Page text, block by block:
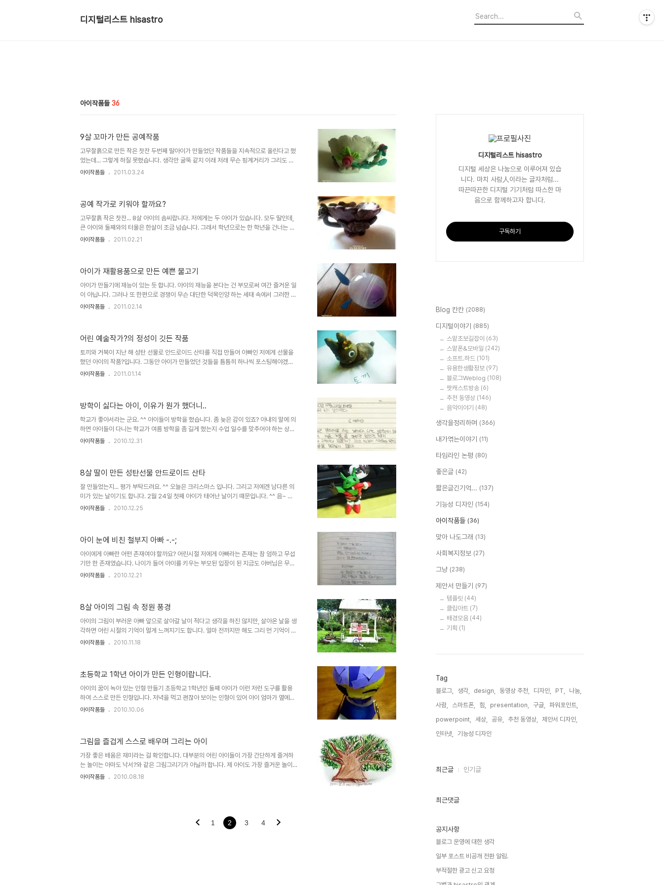
디지털리스트 hisastro
아이작품들 36
9살 꼬마가 만든 공예작품
고무찰흙으로 만든 작은 찻잔 두번째 딸아이가 만들었던 작품들을 지속적으로 올린다고 했
었는데... 그렇게 하질 못했습니다. 생각만 굴뚝 같지 이래 저래 무슨 핑계거리가 그리도 많
은건지 이제야 또하나의 작품?을 올리게 됩니다. 이 게으름이란... -.-; ^^ 나라 안팍에서 너
달리하여 만들었습니다. ^^ 이전에 올렸던 작품?과 비교해 보시는 것도 좋을 듯하여 링크를
남깁니다. 8살 아이가 고무찰흙으로 만든 작은 찻잔 더 많은 이야기는 의미가 없..
아이작품들 2011.03.24
공예 작가로 키워야 할까요?
고무찰흙 작은 찻잔... 8살 아이의 솜씨랍니다. 저에게는 두 아이가 있습니다. 모두 딸인데,
큰 아이와 둘째와의 터울은 한살이 조금 넘습니다. 그래서 학년으로는 한 학년을 건너는 차
이가 있습니다. 두 아이는 생긴 모습이 다른데, 그렇기 때문인지 성향도 다르고, 관심 사항
수 있는데, 하지만 저는 그것을 문제로 생각하진 않습니다. 흥미를 느끼지 못한 건 아이의
잘못은 아니니까요. 제 생각에 재미가 있다면, 그래도 많은 아이들이 최소한 하려..
아이작품들 2011.02.21
아이가 재활용품으로 만든 예쁜 물고기
아이가 만들기에 재능이 있는 듯 합니다. 아이의 재능을 본다는 건 부모로써 여간 즐거운 일
이 아닙니다. 그러나 또 한편으로 경쟁이 무슨 대단한 덕목인양 하는 세태 속에서 그러한 세
상이 요구하는 공부들과 다른 걸 아이가 좋아하고 잘하는 것에는 정말 쓸데 없는 고민이라
각도 무시할 수 없습니다. 개인적인 생각일지 모르지만, 어쨌든 저는 그렇습니다. 그렇다고
유난을 떨면서 이런 저런 도움이 될 만한 교육들을 미리부터 찾아 다니는 건 좀 여러모로 ..
아이작품들 2011.02.14
어린 예술작가?의 정성이 깃든 작품
토끼와 거북이 지난 해 성탄 선물로 안드로이드 산타를 직접 만들어 아빠인 저에게 선물을
했던 아이의 작품?입니다. 그동안 아이가 만들었던 것들을 틈틈히 하나씩 포스팅해야겠다
고 말씀드렸었는데... 그 첫번째로 아이가 만든 토끼와 거북이라는 작품을 보여드리려고 합
만들기에 재미를 붙이고 있는 모습을 보면... 아이에게 만들기는 아주 좋은 놀이가 되고 있
다는 것을 알 수 있습니다. 아이의 작품?... 토끼와 거북이는 사실 지난 해(2010년) ..
아이작품들 2011.01.14
방학이 싫다는 아이, 이유가 뭔가 했더니..
학교가 좋아서라는 군요. ^^ 아이들이 방학을 했습니다. 좀 늦은 감이 있죠? 아내의 말에 의
하면 아이들이 다니는 학교가 여름 방학을 좀 길게 했는지 수업 일수를 맞추어야 하는 상황
이라서 그렇다고 합니다. 그러면서... 방학이 되었다고 아이들 엄마는 걱정이 이만 저만이
었던 것으로 남아 있는데... 글쎄 아이는 방학이 싫다는 내용을 짧지만 일기에 적어 놓은 겁
니다. 구체적으로 왜 방학이 싫은지에 대해서는 말하고 있지 않지만, 친구들과 선..
아이작품들 2010.12.31
8살 딸이 만든 성탄선물 안드로이드 산타
잘 만들었는지... 평가 부탁드려요. ^^ 오늘은 크리스마스 입니다. 그리고 저에겐 남다른 의
미가 있는 날이기도 합니다. 2월 24일 첫째 아이가 태어난 날이기 때문입니다. ^^ 음~ 그
런데, 어떤 종교적인 바탕이 아니더라도 분위기와 느낌은 분명 다른 날과는 다르다고 생각
었습니다. 아빠로써 아이들에게 선물을 받는 다는 거... 그냥 생각만 해도 기분이 흐뭇해지
는 일인데... -아빠인 분들이라면 다들 그러하시리라 생각합니다.- 정말 이 기..
아이작품들 2010.12.25
아이 눈에 비친 철부지 아빠 -.-;
아이에게 아빠란 어떤 존재여야 할까요? 어린시절 저에게 아빠라는 존재는 참 엄하고 무섭
기만 한 존재였습니다. 나이가 들어 아이를 키우는 부모된 입장이 된 지금도 아버님은 무서
운 분입니다만... ^^; 어린 시절 악몽의 절반 이상은 아버님께서 꿈에 나타나는 것이었을 정
님의 특이한 성격에서 기인한 무서움이 아니라는 것을 알게 됩니다. 그 시절 환경이 그랬다
는 사실을... 그리고 아버지는 엄해야 한다는 분위기 뿐만 아니라 그 아버님 위의 아버님...
아..
아이작품들 2010.12.21
8살 아이의 그림 속 정원 풍경
아이의 그림이 부러운 아빠 앞으로 살아갈 날이 적다고 생각을 하진 않지만, 살아온 날을 생
각하면 어린 시절의 기억이 멀게 느껴지기도 합니다. 얼마 전까지만 해도 그리 먼 기억이 아
니라 생각했던 것도 같은데... ^^; 근데, 그 어린 시절의 기억에 있어서 언제나 아쉽다고 생각
된 실력 만큼 그 느낌 마저도 멀어질 수 밖에 없었습니다. 다만, 그림을 잘 그리고 싶다는 그
마음만 남아서... 아마도 그래서 그림 잘 그리는 분들을 보면 더더욱 부럽..
아이작품들 2010.11.18
초등학교 1학년 아이가 만든 인형이랍니다.
아이의 꿈이 녹아 있는 인형 만들기 초등학교 1학년인 둘째 아이가 이런 저런 도구를 활용
하여 스스로 만든 인형입니다. 저녁을 먹고 괜찮아 보이는 인형이 있어 아이 엄마가 옆에서
도와준 건 아닌가 생각하여 아내에게 물었더니 그건 아니라고 합니다. 학교에서 내준 숙제
커서 선생님이 되고 싶다고 합니다. 그렇게 아이의 얘기를 듣고 나니 그럴듯 해 보입니다. -
얼마 전까진 화가가 되고 싶다고 했는데... 언제, 왜 바뀌었는지 모르겠습니다. ..
아이작품들 2010.10.06
그림을 즐겁게 스스로 배우며 그리는 아이
가장 좋은 배움은 재미라는 걸 확인합니다. 대부분의 어린 아이들이 가장 간단하게 즐겨하
는 놀이는 아마도 낙서?와 같은 그림그리기가 아닐까 합니다. 제 아이도 가장 즐거운 놀이
로써 그림 그리기를 하며 자랐습니다. 스케치북이나 연습장에... 또는 하다 못해 달력의 뒷
정도의 그림이었지만... 예닐곱, 여덟살을 보내면서는 어느정도 윤곽도 잡히고 제법 그림 다
아이작품들 2010.08.18
1 2 3 4
디지털리스트 hisastro
디지털 세상은 나눔으로 이루어져 있습
니다. 마치 사람人이라는 글자처럼...
따끈따끈한 디지털 기기처럼 따스한 마
음으로 함께하고자 합니다.
구독하기
Blog 칸칸 (2088)
디지털이야기 (885)
스맡초보길잡이 (63)
스맡폰&모바일 (242)
소프트.하드 (101)
유용한생활정보 (97)
블로그Weblog (108)
팟캐스트방송 (6)
추천 동영상 (146)
음악이야기 (48)
생각을정리하며 (366)
내가엮는이야기 (11)
타임라인 논평 (80)
좋은글 (42)
짧은글긴기억... (137)
기능성 디자인 (154)
아이작품들 (36)
맞아 나도그래 (13)
사회복지정보 (27)
그냥 (238)
제안서 만들기 (97)
템플릿 (44)
클립아트 (7)
배경모음 (44)
기획 (1)
Tag
블로그, 생각, design, 동영상 추천, 디자인, PT,
나눔,
사람,
스마트폰, 힘, presentation, 구글,
파워포인트,
powerpoint,
세상, 공유, 추천 동영상,
제안서 디자인,
인터넷,
기능성 디자인,
최
인
최근글 인기글
최근댓글
공지사항
블로그 운영에 대한 생각
일부 포스트 비공개 전환 알림.
부적절한 광고 신고 요청